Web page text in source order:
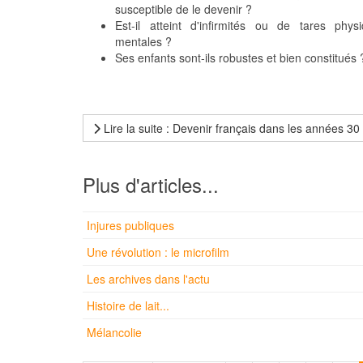
susceptible de le devenir ?
Est-il atteint d'infirmités ou de tares
mentales ?
Ses enfants sont-ils robustes et bien constitués
Lire la suite : Devenir français dans les années 30
Plus d'articles...
Injures publiques
Une révolution : le microfilm
Les archives dans l'actu
Histoire de lait...
Mélancolie